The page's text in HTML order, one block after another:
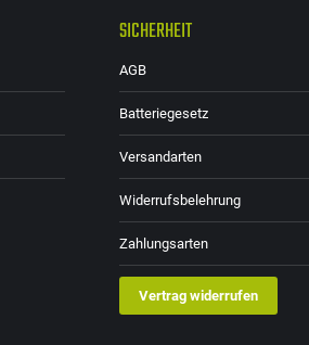
SICHERHEIT
AGB
Batteriegesetz
Versandarten
Widerrufsbelehrung
Zahlungsarten
Vertrag widerrufen